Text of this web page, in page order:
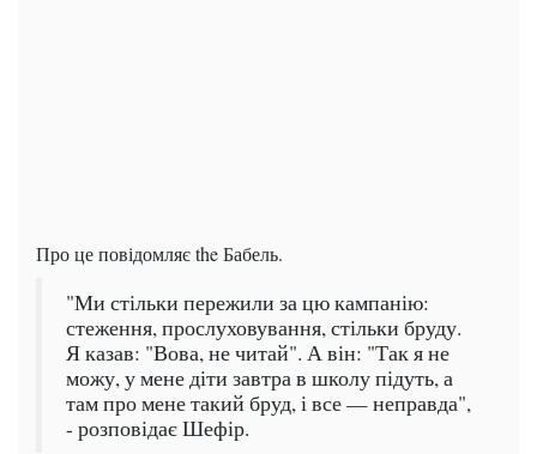
Про це повідомляє the Бабель.
"Ми стільки пережили за цю кампанію:
стеження, прослуховування, стільки бруду.
Я казав: "Вова, не читай". А він: "Так я не
можу, у мене діти завтра в школу підуть, а
там про мене такий бруд, і все — неправда",
- розповідає Шефір.